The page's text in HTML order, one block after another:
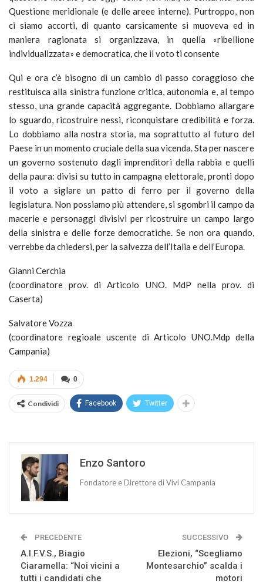
Questione meridionale (e delle areee interne). Purtroppo, non
ci siamo accorti, di quanto carsicamente si muoveva ed in
maniera ragionata si organizzava, in quella «ribellione
individualizzata» e democratica, che il voto ti consente
Qui e ora c’è bisogno di un cambio di passo coraggioso che
restituisca alla sinistra funzione critica, autonomia e, al tempo
stesso, una grande capacità aggregante. Dobbiamo allargare
lo sguardo, ricostruire nessi, riconquistare credibilità e forza.
Lo dobbiamo alla nostra storia, ma soprattutto al futuro del
Paese in un momento cruciale della sua vicenda. Sta per nascere
un governo sostenuto dagli imprenditori della rabbia e quelli
della paura: divisi su tutto in campagna elettorale, pronti dopo
il voto a siglare un patto di ferro per il governo della
legislatura. Non possiamo più attendere, si sgombri il campo da
macerie e personaggi divisivi per ricostruire un campo largo
della sinistra e delle forze democratiche. Se non ora quando,
verrebbe da chiedersi, per la salvezza dell’Italia e dell’Europa.
Gianni Cerchia
(coordinatore prov. di Articolo UNO. MdP nella prov. di
Caserta)
Salvatore Vozza
(coordinatore regioale uscente di Articolo UNO.Mdp della
Campania)
0
1.294
Condividi Facebook Twitter
Enzo Santoro
Fondatore e Direttore di Vivi Campania
PRECEDENTE
A.I.F.V.S., Biagio
Ciaramella: “Noi vicini a
tutti i candidati che
SUCCESSIVO
Elezioni, “Scegliamo
Montesarchio” scalda i
motori